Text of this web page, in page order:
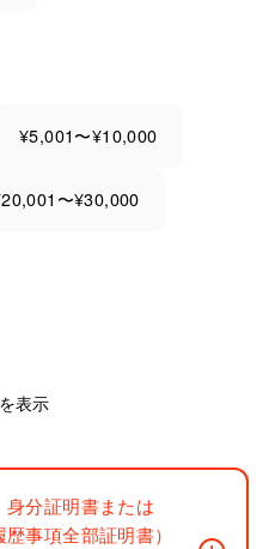
¥5,001〜¥10,000
〜¥30,000
表示
分証明書または
事項全部証明書）